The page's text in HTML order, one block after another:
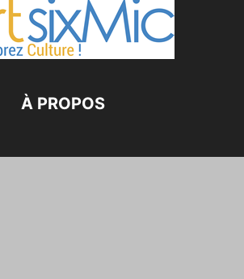
À PROPOS